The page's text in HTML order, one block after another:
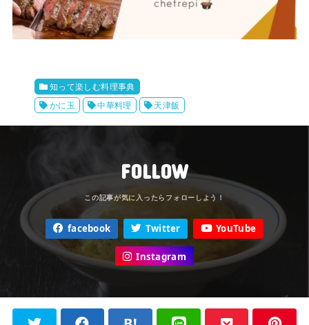
知って楽しむ料理事典
かに玉
中華料理 天津飯
FOLLOW
facebook Twitter YouTube
Instagram